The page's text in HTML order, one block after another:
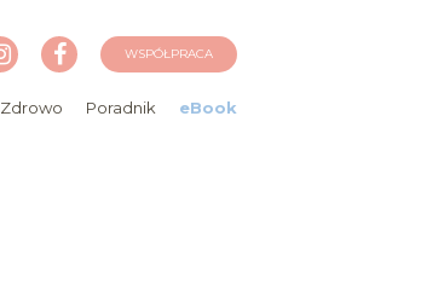
WSPÓŁPRACA
Zdrowo Poradnik eBook